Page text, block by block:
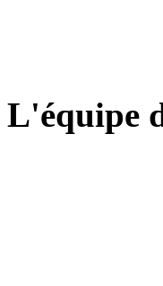
L'équipe